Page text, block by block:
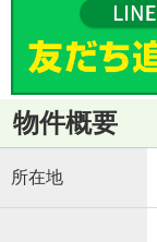
物件概要
所在地